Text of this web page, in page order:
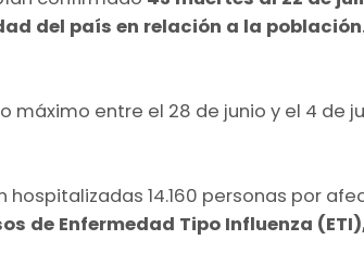
del país en relación a la
máximo entre el 28 de junio y el 4 de
hospitalizadas 14.160 personas por
de Enfermedad Tipo Influenza